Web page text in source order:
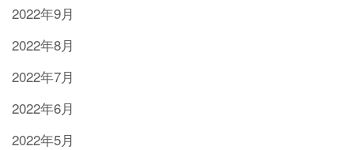
2022年9月
2022年8月
2022年7月
2022年6月
2022年5月